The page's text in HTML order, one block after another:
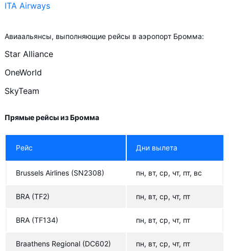
ITA Airways
Lufthansa
Croatia Airlines
BRA
BRA
Авиаальянсы, выполняющие рейсы в аэропорт Бромма:
Star Alliance
OneWorld
SkyTeam
Прямые рейсы из Бромма
Рейс Дни вылета
Brussels Airlines (SN2308) пн, вт, ср, чт, пт, вс
BRA (TF2) пн, вт, ср, чт, пт
BRA (TF134) пн, вт, ср, чт, пт
Braathens Regional (DC602) пн, вт, ср, чт, пт